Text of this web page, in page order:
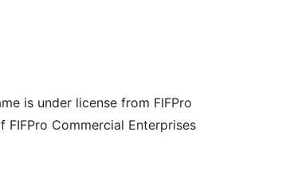
is under license from FIFPro
FIFPro Commercial Enterprises